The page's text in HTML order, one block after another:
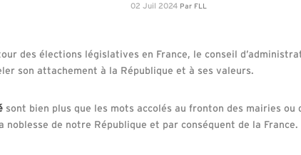
02 Juil 2024 Par FLL
des élections législatives en France, le conseil
son attachement à la République et à ses valeurs.
sont bien plus que les mots accolés au fronton des mairies ou
noblesse de notre République et par conséquent de la France.